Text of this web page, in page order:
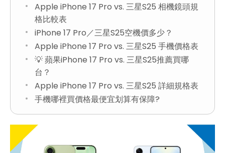
Apple iPhone 17 Pro vs. 三星S25 相機鏡頭規
格比較表
iPhone 17 Pro／三星S25空機價多少？
Apple iPhone 17 Pro vs. 三星S25 手機價格表
💡 蘋果iPhone 17 Pro vs. 三星S25推薦買哪
台？
Apple iPhone 17 Pro vs. 三星S25 詳細規格表
手機哪裡買價格最便宜划算有保障?